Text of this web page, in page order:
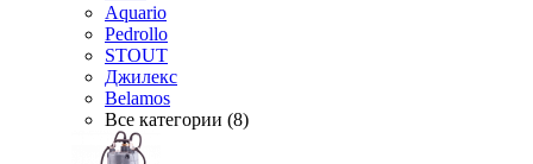
Aquario
Pedrollo
STOUT
Джилекс
Belamos
Все категории (8)